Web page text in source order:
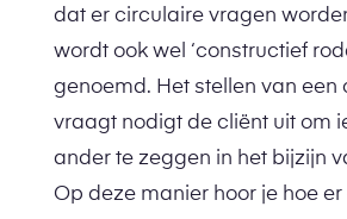
dat er circulaire vragen
wordt ook wel ‘constructief
genoemd. Het stellen van een
vraagt nodigt de cliënt uit om
ander te zeggen in het bijzijn
Op deze manier hoor je hoe er